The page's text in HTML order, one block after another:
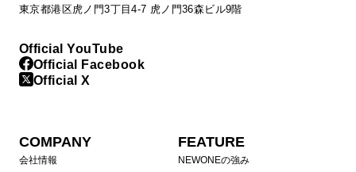
東京都港区虎ノ門3丁目4-7 虎ノ門36森ビル9階
Official YouTube
Official Facebook
Official X
COMPANY
会社情報
FEATURE
NEWONEの強み